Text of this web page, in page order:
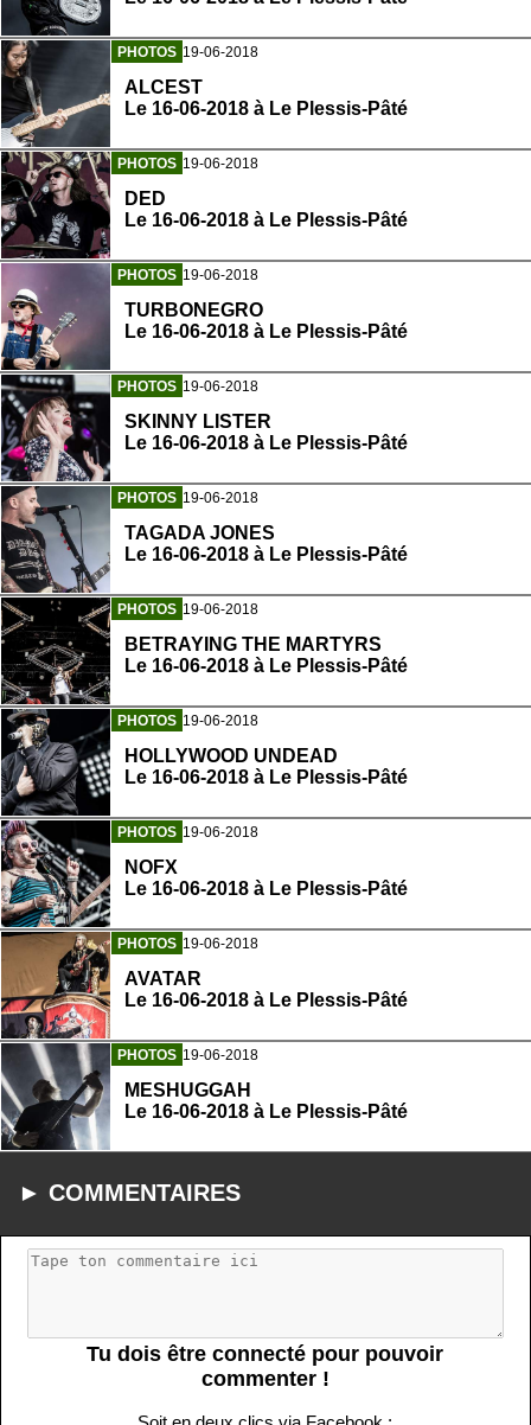
PHOTOS 19-06-2018
ALCEST
Le 16-06-2018 à Le Plessis-Pâté
PHOTOS 19-06-2018
DED
Le 16-06-2018 à Le Plessis-Pâté
PHOTOS 19-06-2018
TURBONEGRO
Le 16-06-2018 à Le Plessis-Pâté
PHOTOS 19-06-2018
SKINNY LISTER
Le 16-06-2018 à Le Plessis-Pâté
PHOTOS 19-06-2018
TAGADA JONES
Le 16-06-2018 à Le Plessis-Pâté
PHOTOS 19-06-2018
BETRAYING THE MARTYRS
Le 16-06-2018 à Le Plessis-Pâté
PHOTOS 19-06-2018
HOLLYWOOD UNDEAD
Le 16-06-2018 à Le Plessis-Pâté
PHOTOS 19-06-2018
NOFX
Le 16-06-2018 à Le Plessis-Pâté
PHOTOS 19-06-2018
AVATAR
Le 16-06-2018 à Le Plessis-Pâté
PHOTOS 19-06-2018
MESHUGGAH
Le 16-06-2018 à Le Plessis-Pâté
► COMMENTAIRES
Tu dois être connecté pour pouvoir
commenter !